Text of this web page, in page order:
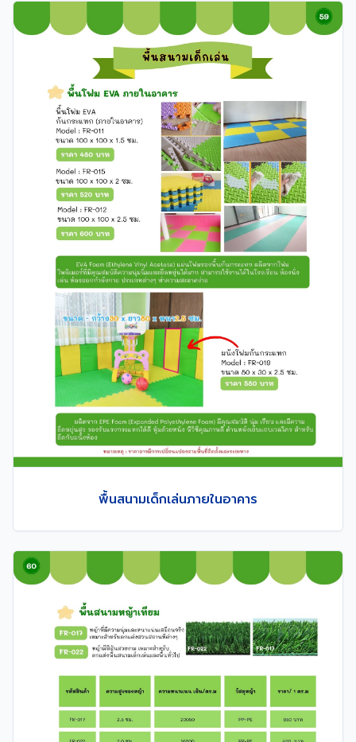
พื้นสนามเด็กเล่นภายในอาคาร